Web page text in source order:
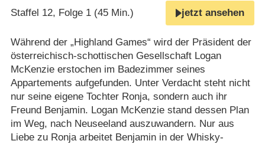
Staffel 12, Folge 1 (45 Min.) jetzt ansehen
Während der „Highland Games“ wird der Präsident der
österreichisch-schottischen Gesellschaft Logan
McKenzie erstochen im Badezimmer seines
Appartements aufgefunden. Unter Verdacht steht nicht
nur seine eigene Tochter Ronja, sondern auch ihr
Freund Benjamin. Logan McKenzie stand dessen Plan
im Weg, nach Neuseeland auszuwandern. Nur aus
Liebe zu Ronja arbeitet Benjamin in der Whisky-